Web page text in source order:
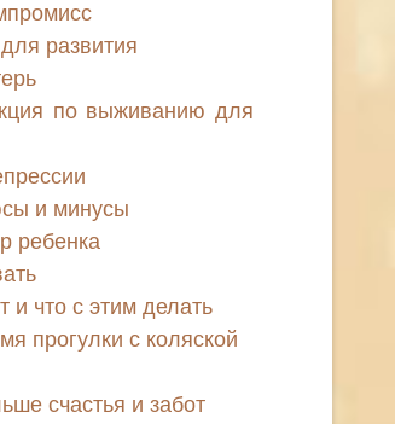
развития
по выживанию для
и минусы
ребенка
и что с этим делать
прогулки с коляской
счастья и забот